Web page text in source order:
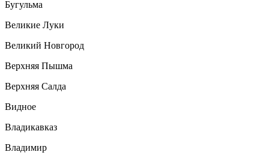
Бугульма
Великие Луки
Великий Новгород
Верхняя Пышма
Верхняя Салда
Видное
Владикавказ
Владимир